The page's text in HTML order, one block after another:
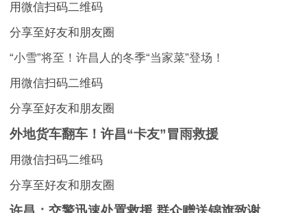
用微信扫码二维码
分享至好友和朋友圈
“小雪”将至！许昌人的冬季“当家菜”登场！
用微信扫码二维码
分享至好友和朋友圈
外地货车翻车！许昌“卡友”冒雨救援
用微信扫码二维码
分享至好友和朋友圈